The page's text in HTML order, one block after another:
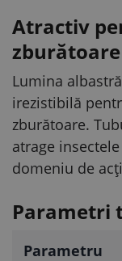
Atractiv
zburătoare
Lumina
irezistibilă
zburătoare.
atrage
domeniu de
Parametri
Parametru